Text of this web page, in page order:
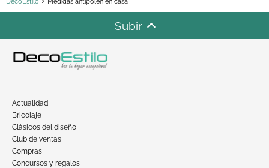
DecoEstilo Medidas antipolen en casa
Subir
Actualidad
Bricolaje
Clásicos del diseño
Club de ventas
Compras
Concursos y regalos